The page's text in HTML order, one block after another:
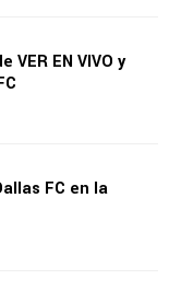
VER EN VIVO y
FC en la